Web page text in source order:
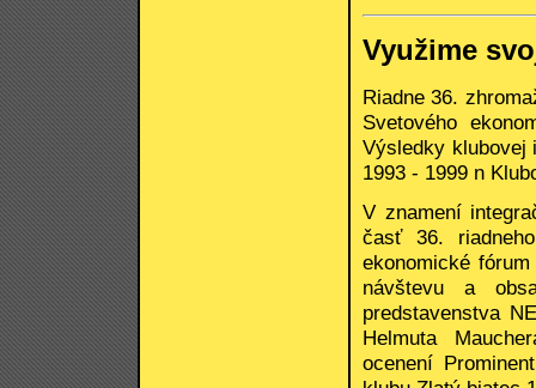
Využime
Riadne 36.
Svetového
Výsledky klubovej
1993 - 1999 n
V znamení
časť 36.
ekonomické
návštevu a
predstavenstva
Helmuta
ocenení